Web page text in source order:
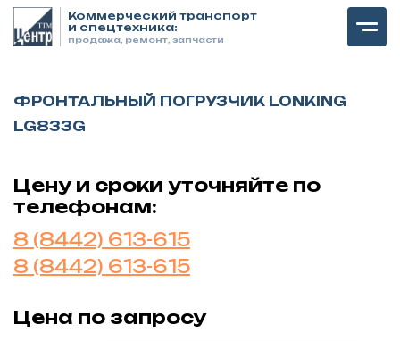
Коммерческий транспорт
и спецтехника:
продажа, ремонт, запчасти
ФРОНТАЛЬНЫЙ ПОГРУЗЧИК LONKING
LG833G
Цену и сроки уточняйте по
телефонам:
8 (8442) 613-615
8 (8442) 613-615
Цена по запросу